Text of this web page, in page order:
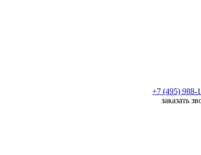
+7 (495) 988-
заказать